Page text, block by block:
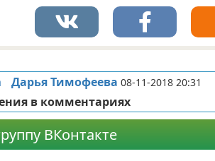
Дарья Тимофеева 08-11-2018 20:31
в комментариях
ВКонтакте